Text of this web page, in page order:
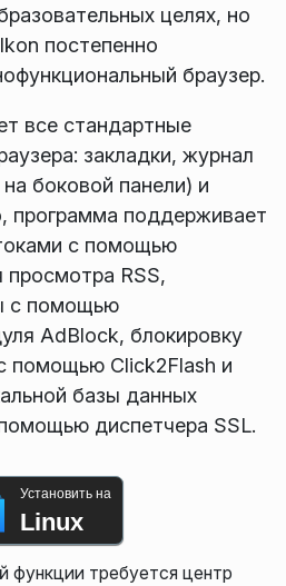
целях, но
постепенно
браузер.
все стандартные
закладки, журнал
боковой панели) и
программа поддерживает
с помощью
просмотра RSS,
с помощью
AdBlock, блокировку
помощью Click2Flash и
базы данных
диспетчера SSL.
Установить на
Linux
функции требуется центр